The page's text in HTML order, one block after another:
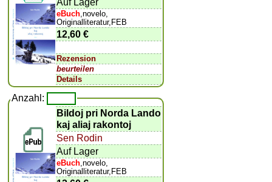
eBuch ,novelo,
Originalliteratur,FEB
12,60 €
Rezension
beurteilen
Details
Anzahl:
Bildoj pri Norda Lando
kaj aliaj rakontoj
Sen Rodin
Auf Lager
eBuch ,novelo,
Originalliteratur,FEB